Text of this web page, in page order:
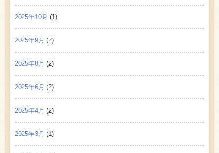
2025年10月 (1)
2025年9月 (2)
2025年8月 (2)
2025年6月 (2)
2025年4月 (2)
2025年3月 (1)